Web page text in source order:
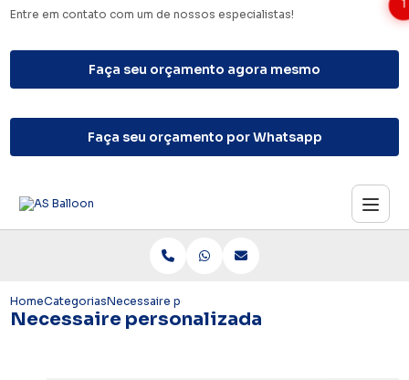
Entre em contato com um de nossos especialistas!
Faça seu orçamento agora mesmo
Faça seu orçamento por Whatsapp
HomeCategoriasNecessaire personalizada
Necessaire personalizada
1